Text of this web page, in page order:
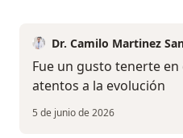
Dr. Camilo Martinez
Fue un gusto tenerte
atentos a la evolución
5 de junio de 2026